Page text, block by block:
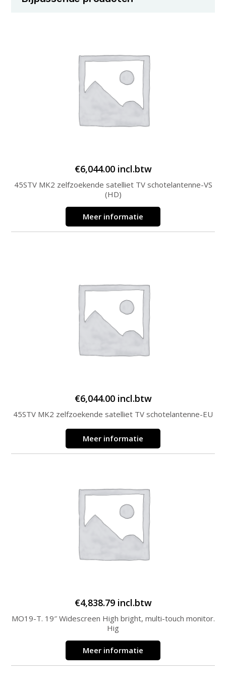
€6,044.00 incl.btw
45STV MK2 zelfzoekende satelliet TV schotelantenne-VS
(HD)
Meer informatie
€6,044.00 incl.btw
45STV MK2 zelfzoekende satelliet TV schotelantenne-EU
Meer informatie
€4,838.79 incl.btw
MO19-T. 19″ Widescreen High bright, multi-touch monitor.
Hig
Meer informatie